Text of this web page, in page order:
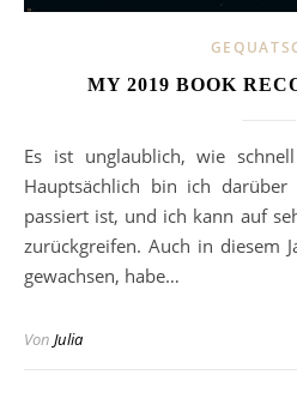
MY 2019 BOOK
Es ist unglaublich, wie schnell das Jahr vergangen ist.
Hauptsächlich bin ich
passiert ist, und ich kann auf
zurückgreifen. Auch in diesem
gewachsen, habe…
Von Julia